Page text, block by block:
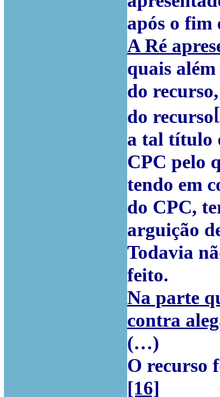
após o fim
A Ré
quais
do
do recurso
a tal título
CPC pelo
tendo em
do CPC,
arguição
Todavia
feito.
Na parte
contra
(…)
O recurso
[16]